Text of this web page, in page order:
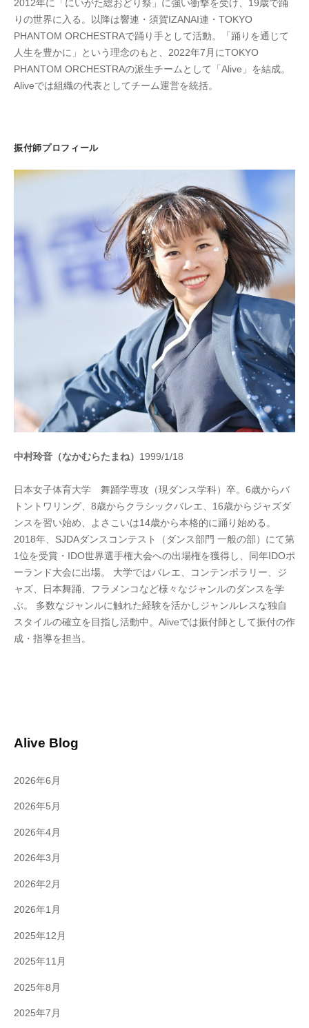
2012年に「にいがた総おどり祭」に強い衝撃を受け、19歳で踊
りの世界に入る。以降は響連・須賀IZANAI連・TOKYO
PHANTOM ORCHESTRAで踊り手として活動。「踊りを通じて
人生を豊かに」という理念のもと、2022年7月にTOKYO
PHANTOM ORCHESTRAの派生チームとして「Alive」を結成。
Aliveでは組織の代表としてチーム運営を統括。
振付師プロフィール
中村玲音（なかむらたまね） 1999/1/18
日本女子体育大学 舞踊学専攻（現ダンス学科）卒。6歳からバ
トントワリング、8歳からクラシックバレエ、16歳からジャズダ
ンスを習い始め、よさこいは14歳から本格的に踊り始める。
2018年、SJDAダンスコンテスト（ダンス部門 一般の部）にて第
1位を受賞・IDO世界選手権大会への出場権を獲得し、同年IDOポ
ーランド大会に出場。 大学ではバレエ、コンテンポラリー、ジ
ャズ、日本舞踊、フラメンコなど様々なジャンルのダンスを学
ぶ。
多数なジャンルに触れた経験を活かしジャンルレスな独自
スタイルの確立を目指し活動中。 Aliveでは振付師として振付の作
成・指導を担当。
Alive Blog
2026年6月
2026年5月
2026年4月
2026年3月
2026年2月
2026年1月
2025年12月
2025年11月
2025年8月
2025年7月